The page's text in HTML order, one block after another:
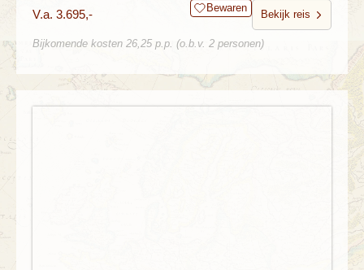
V.a. 3.695,- Bewaren
Bekijk reis
Bijkomende kosten 26,25 p.p. (o.b.v. 2 personen)